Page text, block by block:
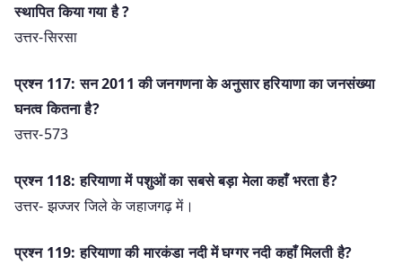
स्थापित किया गया है ?
उत्तर-सिरसा
प्रश्न 117: सन 2011 की जनगणना के अनुसार हरियाणा का जनसंख्या
घनत्व कितना है?
उत्तर-573
प्रश्न 118: हरियाणा में पशुओं का सबसे बड़ा मेला कहाँ भरता है?
उत्तर- झज्जर जिले के जहाजगढ़ में।
प्रश्न 119: हरियाणा की मारकंडा नदी में घग्गर नदी कहाँ मिलती है?